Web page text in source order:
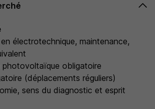
électrotechnique, maintenance,
photovoltaïque obligatoire
(déplacements réguliers)
sens du diagnostic et esprit